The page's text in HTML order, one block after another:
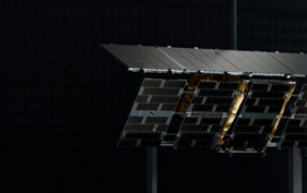
Pentru Departamentul Apărării,
continuitate (CR) vine cu un gust
supraviețuirea financiară, proiectul
Pentagonului la nivelul anului fiscal